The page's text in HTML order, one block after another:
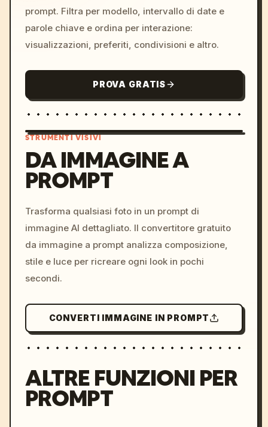
prompt. Filtra per modello, intervallo di date e
parole chiave e ordina per interazione:
visualizzazioni, preferiti, condivisioni e altro.
PROVA GRATIS
colors, 8k --v 6.0
STRUMENTI VISIVI
DA IMMAGINE A
PROMPT
Trasforma qualsiasi foto in un prompt di
immagine AI dettagliato. Il convertitore gratuito
da immagine a prompt analizza composizione,
stile e luce per ricreare ogni look in pochi
secondi.
CONVERTI IMMAGINE IN PROMPT
ALTRE FUNZIONI PER
PROMPT